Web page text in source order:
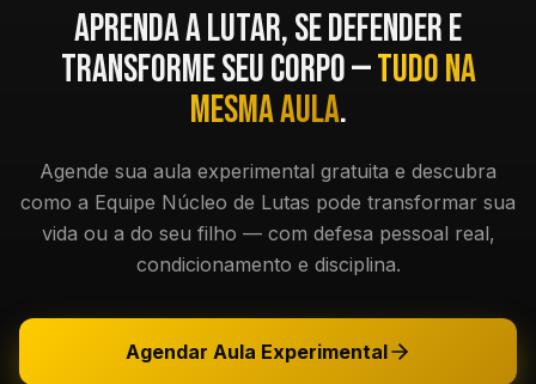
Aprenda a lutar, se defender e
transforme seu corpo —tudo na
mesma aula.
Agende sua aula experimental gratuita e descubra
como a Equipe Núcleo de Lutas pode transformar sua
vida ou a do seu filho — com defesa pessoal real,
condicionamento e disciplina.
Agendar Aula Experimental